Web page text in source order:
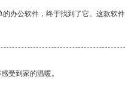
办公软件，终于找到了它。这款软
受到家的温暖。